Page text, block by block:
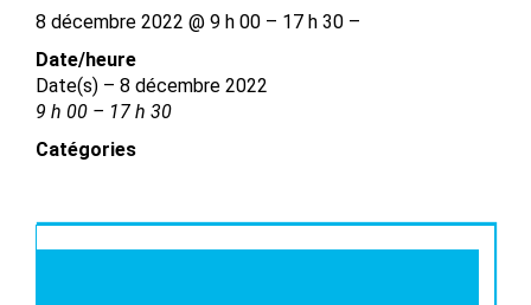
8 décembre 2022 @ 9 h 00 – 17 h 30 –
Date/​heure
Date(s) – 8 décembre 2022
9 h 00 – 17 h 30
Catégories